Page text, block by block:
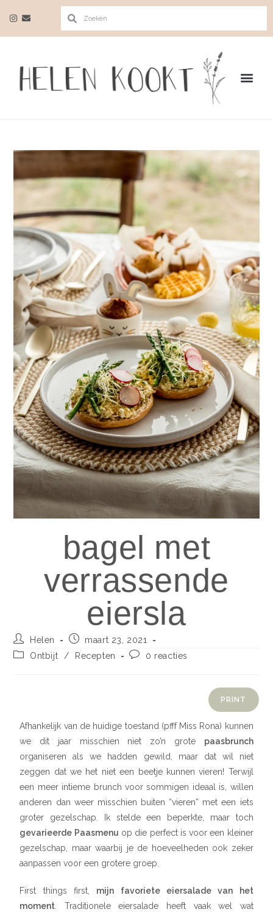
bagel met
verrassende
eiersla
Helen
maart 23, 2021
Ontbijt
/ Recepten 0 reacties
PRINT
Afhankelijk van de huidige toestand (pfff Miss Rona) kunnen
we dit jaar misschien niet zo’n grote paasbrunch
organiseren als we hadden gewild, maar dat wil niet
zeggen dat we het niet een beetje kunnen vieren! Terwijl
een meer intieme brunch voor sommigen ideaal is, willen
anderen dan weer misschien buiten “vieren” met een iets
groter gezelschap. Ik stelde een beperkte, maar toch
gevarieerde Paasmenu op die perfect is voor een kleiner
gezelschap, maar waarbij je de hoeveelheden ook zeker
aanpassen voor een grotere groep.
First things first, mijn favoriete eiersalade van het
moment. Traditionele eiersalade heeft vaak wel wat